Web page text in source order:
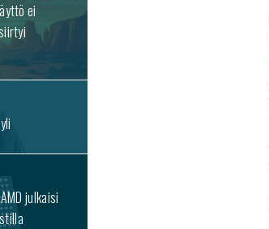
ei
julkaisi